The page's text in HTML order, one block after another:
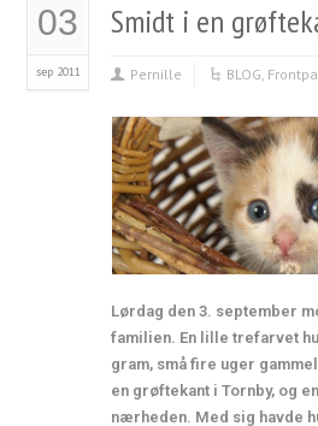
03
sep 2011
Smidt i en
Pernille BLOG,
Lørdag den 3. september
familien. En lille trefarvet
gram, små fire uger
en grøftekant i Tornby, og
nærheden. Med sig havde